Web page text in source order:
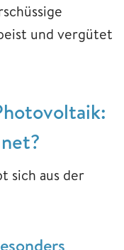
und vergütet
sich aus der